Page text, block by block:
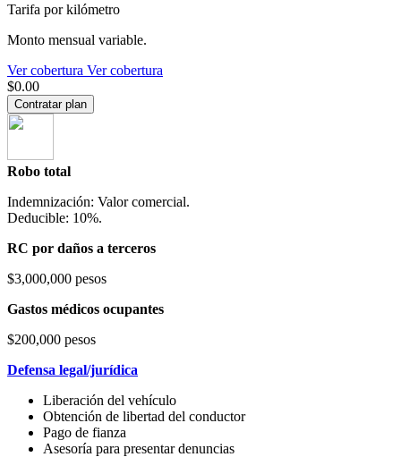
Tarifa por kilómetro
Monto mensual variable.
Ver cobertura Ver cobertura
$0.00
Contratar plan
Robo total
Indemnización: Valor comercial.
Deducible: 10%.
RC por daños a terceros
$3,000,000 pesos
Gastos médicos ocupantes
$200,000 pesos
Defensa legal/jurídica
Liberación del vehículo
Obtención de libertad del conductor
Pago de fianza
Asesoría para presentar denuncias